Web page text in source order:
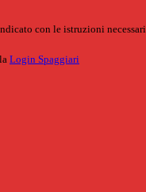
con le istruzioni
Login Spaggiari